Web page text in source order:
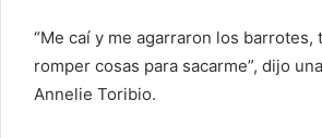
n
i
“Me caí y me agarraron los barrotes,
romper cosas para sacarme”, dijo
Annelie Toribio.